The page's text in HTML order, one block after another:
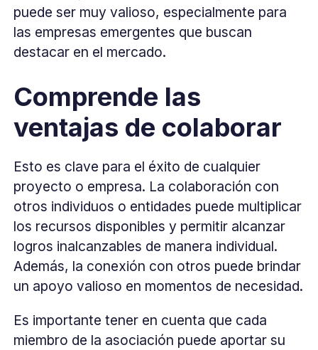
puede ser muy valioso, especialmente para
las empresas emergentes que buscan
destacar en el mercado.
Comprende las
ventajas de colaborar
Esto es clave para el éxito de cualquier
proyecto o empresa. La colaboración con
otros individuos o entidades puede multiplicar
los recursos disponibles y permitir alcanzar
logros inalcanzables de manera individual.
Además, la conexión con otros puede brindar
un apoyo valioso en momentos de necesidad.
Es importante tener en cuenta que cada
miembro de la asociación puede aportar su